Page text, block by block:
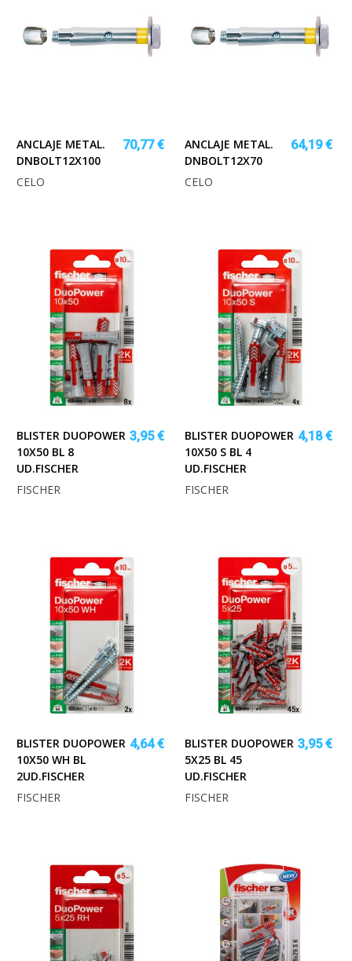
ANCLAJE METAL.
DNBOLT12X100
70,77 €
CELO
ANCLAJE METAL.
DNBOLT12X70
64,19 €
CELO
BLISTER DUOPOWER
10X50 BL 8
UD.FISCHER
3,95 €
FISCHER
BLISTER DUOPOWER
10X50 S BL 4
UD.FISCHER
4,18 €
FISCHER
BLISTER DUOPOWER
10X50 WH BL
2UD.FISCHER
4,64 €
FISCHER
BLISTER DUOPOWER
5X25 BL 45
UD.FISCHER
3,95 €
FISCHER